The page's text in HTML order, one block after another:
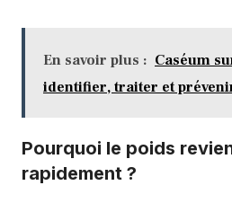
En savoir plus : Caséum
identifier, traiter et
Pourquoi le poids
rapidement ?